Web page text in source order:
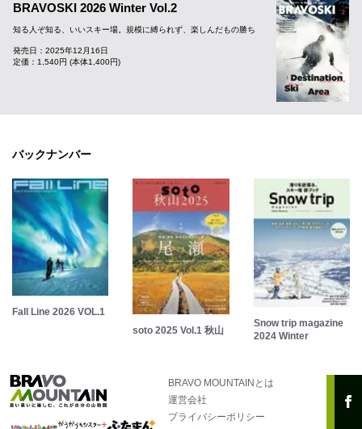
BRAVOSKI 2026 Winter Vol.2
知る人ぞ知る、いいスキー場。規模に縛られず、楽しんだもの勝ち
発売日：2025年12月16日
定価：1,540円 (本体1,400円)
バックナンバー
Fall Line 2026 VOL.1
soto 2025 Vol.1 秋山
Snow trip magazine
2024 Winter
BRAVO MOUNTAINとは
運営会社
プライバシーポリシー